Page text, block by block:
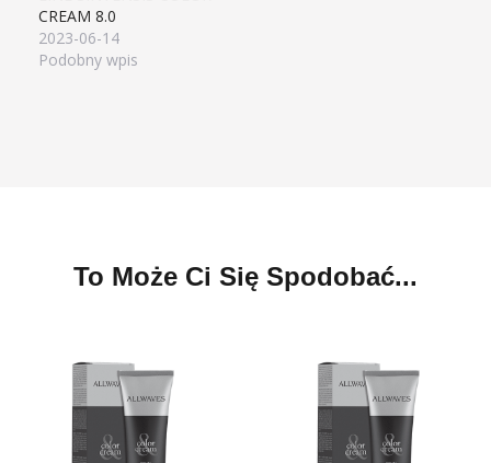
CREAM 8.0
2023-06-14
Podobny wpis
To Może Ci Się Spodobać...